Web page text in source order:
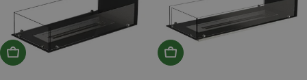
Scegli Le Opzioni Scegli Le Opzioni